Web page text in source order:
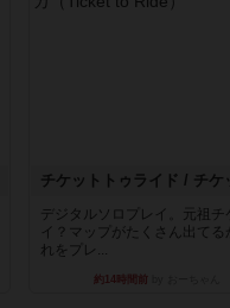
デジタルソロプレイ。元祖チ
イ？マップがたくさん出てる
れをプレ...
約14時間前